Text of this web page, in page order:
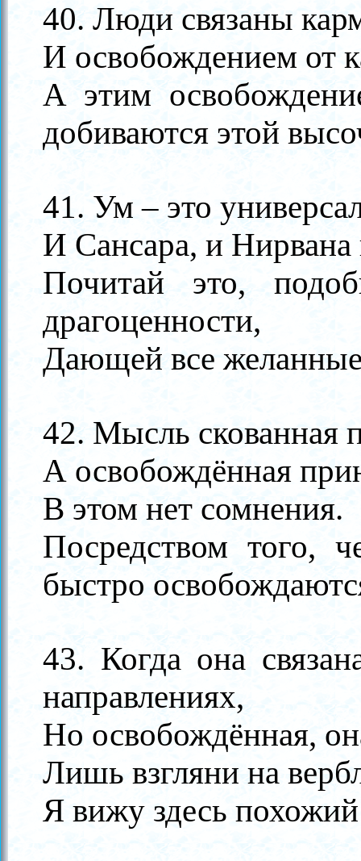
40. Люди связаны
И освобождением от
А этим
добиваются этой
41. Ум– это
И Сансара, и Нирвана
Почитай это,
драгоценности,
Дающей все
42. Мысль скованная
А освобождённая
В этом нет сомнения.
Посредством того,
быстро
43. Когда она
направлениях,
Но освобождённая,
Лишь взгляни на
Я вижу здесь